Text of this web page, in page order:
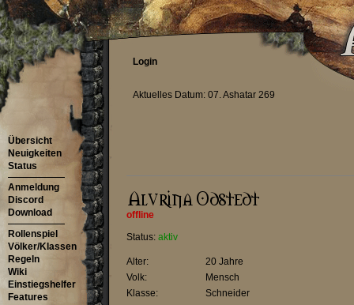
Login
Aktuelles Datum: 07. Ashatar 269
Übersicht
Neuigkeiten
Status
Anmeldung
Discord
Download
Rollenspiel
Völker/Klassen
Regeln
Wiki
Einstiegshelfer
Features
offline
Status: aktiv
Alter:
20 Jahre
Volk:
Mensch
Klasse:
Schneider